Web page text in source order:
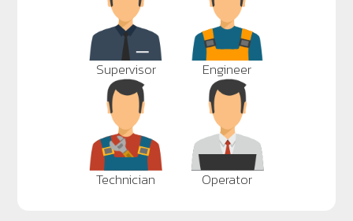
Supervisor Engineer
Technician Operator